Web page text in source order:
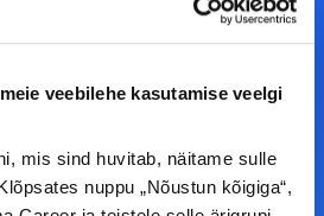
veebilehe kasutamise veelgi
mis sind huvitab, näitame sulle
nuppu „Nõustun kõigiga“,
leiad kõik vajaliku, et olla
uudistega. Kui sul on
võta meiega julgelt ühendust.
I
L
Y